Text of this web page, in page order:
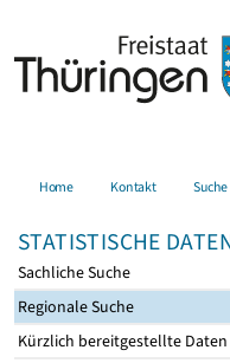
Home Kontakt Suche
STATISTISCHE
Sachliche Suche
Regionale Suche
Kürzlich bereitgestellte Daten